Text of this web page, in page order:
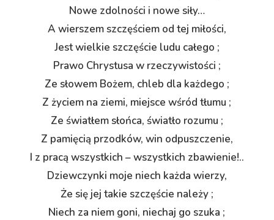
Nowe zdolności i nowe siły…
A wierszem szczęściem od tej miłości,
Jest wielkie szczęście ludu całego ;
Prawo Chrystusa w rzeczywistości ;
Ze słowem Bożem, chleb dla każdego ;
Z życiem na ziemi, miejsce wśród tłumu ;
Ze światłem słońca, światło rozumu ;
Z pamięcią przodków, win odpuszczenie,
I z pracą wszystkich – wszystkich zbawienie!..
Dziewczynki moje niech każda wierzy,
Że się jej takie szczęście należy ;
Niech za niem goni, niechaj go szuka ;